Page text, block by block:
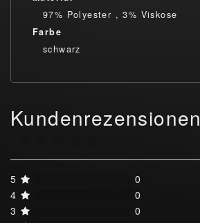
97% Polyester , 3% Viskose
Farbe
schwarz
Kundenrezensionen
5
0
4
0
3
0